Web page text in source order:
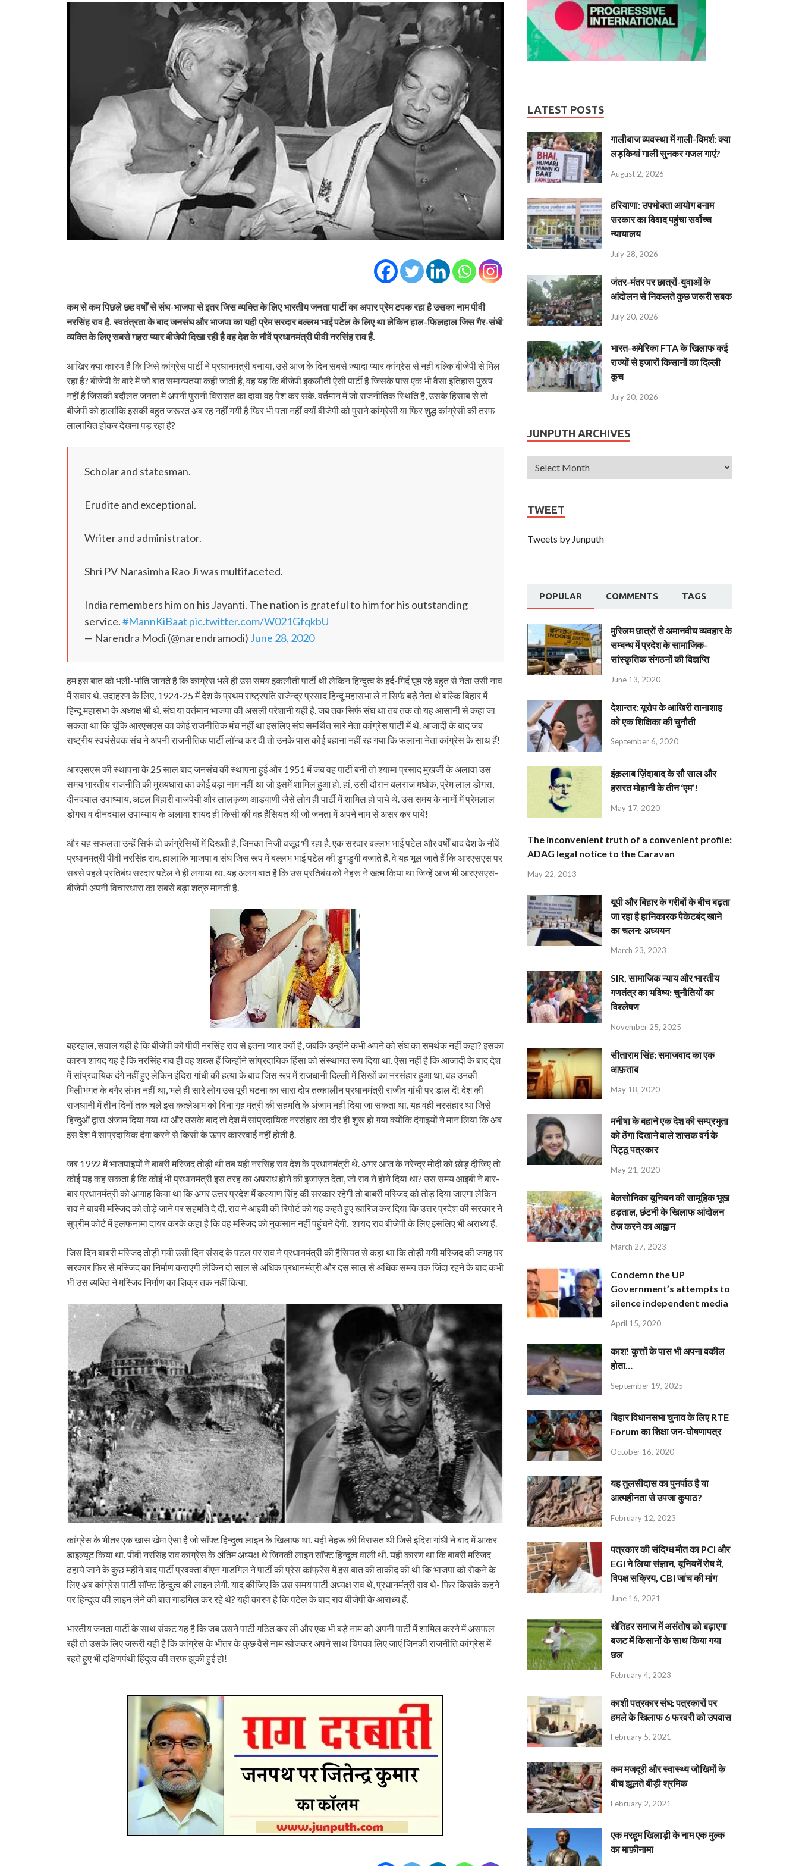
कम से कम पिछले छह वर्षों से संघ-भाजपा से इतर जिस व्यक्ति के लिए भारतीय जनता पार्टी का अपार प्रेम टपक रहा है उसका नाम पीवी
नरसिंह राव है. स्वतंत्रता के बाद जनसंघ और भाजपा का यही प्रेम सरदार बल्लभ भाई पटेल के लिए था लेकिन हाल-फिलहाल जिस गैर-संघी
व्यक्ति के लिए सबसे गहरा प्यार बीजेपी दिखा रही है वह देश के नौवें प्रधानमंत्री पीवी नरसिंह राव हैं.
आखिर क्या कारण है कि जिसे कांग्रेस पार्टी ने प्रधानमंत्री बनाया, उसे आज के दिन सबसे ज्यादा प्यार कांग्रेस से नहीं बल्कि बीजेपी से मिल
रहा है? बीजेपी के बारे में जो बात समान्यतया कही जाती है, वह यह कि बीजेपी इकलौती ऐसी पार्टी है जिसके पास एक भी वैसा इतिहास पुरूष
नहीं है जिसकी बदौलत जनता में अपनी पुरानी विरासत का दावा वह पेश कर सके. वर्तमान में जो राजनीतिक स्थिति है, उसके हिसाब से तो
बीजेपी को हालांकि इसकी बहुत जरूरत अब रह नहीं गयी है फिर भी पता नहीं क्यों बीजेपी को पुराने कांग्रेसी या फिर शुद्ध कांग्रेसी की तरफ
लालायित होकर देखना पड़ रहा है?
Scholar and statesman.
Erudite and exceptional.
Writer and administrator.
Shri PV Narasimha Rao Ji was multifaceted.
India remembers him on his Jayanti. The nation is grateful to him for his outstanding
service.#MannKiBaat pic.twitter.com/W021GfqkbU
— Narendra Modi (@narendramodi) June 28, 2020
हम इस बात को भली-भांति जानते हैं कि कांग्रेस भले ही उस समय इकलौती पार्टी थी लेकिन हिन्दुत्व के इर्द-गिर्द घूम रहे बहुत से नेता उसी नाव
में सवार थे. उदाहरण के लिए, 1924-25 में देश के प्रथम राष्ट्रपति राजेन्द्र प्रसाद हिन्दू महासभा ले न सिर्फ बड़े नेता थे बल्कि बिहार में
हिन्दू महासभा के अध्यक्ष भी थे. संघ या वर्तमान भाजपा की असली परेशानी यही है. जब तक सिर्फ संघ था तब तक तो यह आसानी से कहा जा
सकता था कि चूंकि आरएसएस का कोई राजनीतिक मंच नहीं था इसलिए संघ समर्थित सारे नेता कांग्रेस पार्टी में थे. आजादी के बाद जब
राष्ट्रीय स्वयंसेवक संघ ने अपनी राजनीतिक पार्टी लॉन्च कर दी तो उनके पास कोई बहाना नहीं रह गया कि फलाना नेता कांग्रेस के साथ हैं!
आरएसएस की स्थापना के 25 साल बाद जनसंघ की स्थापना हुई और 1951 में जब वह पार्टी बनी तो श्यामा प्रसाद मुखर्जी के अलावा उस
समय भारतीय राजनीति की मुख्यधारा का कोई बड़ा नाम नहीं था जो इसमें शामिल हुआ हो. हां, उसी दौरान बलराज मधोक, प्रेम लाल डोगरा,
दीनदयाल उपाध्याय, अटल बिहारी वाजपेयी और लालकृष्ण आडवाणी जैसे लोग ही पार्टी में शामिल हो पाये थे. उस समय के नामों में प्रेमलाल
डोगरा व दीनदयाल उपाध्याय के अलावा शायद ही किसी की वह हैसियत थी जो जनता में अपने नाम से असर कर पाये!
और यह सफलता उन्हें सिर्फ दो कांग्रेसियों में दिखती है, जिनका निजी वजूद भी रहा है. एक सरदार बल्लभ भाई पटेल और वर्षों बाद देश के नौवें
प्रधानमंत्री पीवी नरसिंह राव. हालांकि भाजपा व संघ जिस रूप में बल्लभ भाई पटेल की डुगडुगी बजाते हैं, वे यह भूल जाते हैं कि आरएसएस पर
सबसे पहले प्रतिबंध सरदार पटेल ने ही लगाया था. यह अलग बात है कि उस प्रतिबंध को नेहरू ने खत्म किया था जिन्हें आज भी आरएसएस-
बीजेपी अपनी विचारधारा का सबसे बड़ा शत्रु मानती है.
बहरहाल, सवाल यही है कि बीजेपी को पीवी नरसिंह राव से इतना प्यार क्यों है, जबकि उन्होंने कभी अपने को संघ का समर्थक नहीं कहा? इसका
कारण शायद यह है कि नरसिंह राव ही वह शख्स हैं जिन्होंने सांप्रदायिक हिंसा को संस्थागत रूप दिया था. ऐसा नहीं है कि आजादी के बाद देश
में सांप्रदायिक दंगे नहीं हुए लेकिन इंदिरा गांधी की हत्या के बाद जिस रूप में राजधानी दिल्ली में सिखों का नरसंहार हुआ था, वह उनकी
मिलीभगत के बगैर संभव नहीं था, भले ही सारे लोग उस पूरी घटना का सारा दोष तत्कालीन प्रधानमंत्री राजीव गांधी पर डाल दें! देश की
राजधानी में तीन दिनों तक चले इस कत्लेआम को बिना गृह मंत्री की सहमति के अंजाम नहीं दिया जा सकता था. यह वही नरसंहार था जिसे
हिन्दुओं द्वारा अंजाम दिया गया था और उसके बाद तो देश में सांप्रदायिक नरसंहार का दौर ही शुरू हो गया क्योंकि दंगाइयों ने मान लिया कि अब
इस देश में सांप्रदायिक दंगा करने से किसी के ऊपर काररवाई नहीं होती है.
जब 1992 में भाजपाइयों ने बाबरी मस्जिद तोड़ी थी तब यही नरसिंह राव देश के प्रधानमंत्री थे. अगर आज के नरेन्द्र मोदी को छोड़ दीजिए तो
कोई यह कह सकता है कि कोई भी प्रधानमंत्री इस तरह का अपराध होने की इजाज़त देता, जो राव ने होने दिया था? उस समय आइबी ने बार-
बार प्रधानमंत्री को आगाह किया था कि अगर उत्तर प्रदेश में कल्याण सिंह की सरकार रहेगी तो बाबरी मस्जिद को तोड़ दिया जाएगा लेकिन
राव ने बाबरी मस्जिद को तोड़े जाने पर सहमति दे दी. राव ने आइबी की रिपोर्ट को यह कहते हुए खारिज कर दिया कि उत्तर प्रदेश की सरकार ने
सुप्रीम कोर्ट में हलफनामा दायर करके कहा है कि वह मस्जिद को नुकसान नहीं पहुंचने देगी. शायद राव बीजेपी के लिए इसलिए भी अराध्य हैं.
जिस दिन बाबरी मस्जिद तोड़ी गयी उसी दिन संसद के पटल पर राव ने प्रधानमंत्री की हैसियत से कहा था कि तोड़ी गयी मस्जिद की जगह पर
सरकार फिर से मस्जिद का निर्माण कराएगी लेकिन दो साल से अधिक प्रधानमंत्री और दस साल से अधिक समय तक जिंदा रहने के बाद कभी
भी उस व्यक्ति ने मस्जिद निर्माण का ज़िक्र तक नहीं किया.
कांग्रेस के भीतर एक खास खेमा ऐसा है जो सॉफ्ट हिन्दुत्व लाइन के खिलाफ था. यही नेहरू की विरासत थी जिसे इंदिरा गांधी ने बाद में आकर
डाइल्यूट किया था. पीवी नरसिंह राव कांग्रेस के अंतिम अध्यक्ष थे जिनकी लाइन सॉफ्ट हिन्दुत्व वाली थी. यही कारण था कि बाबरी मस्जिद
ढहाये जाने के कुछ महीने बाद पार्टी प्रवक्ता वीएन गाडगिल ने पार्टी की प्रेस कांफ्रेंस में इस बात की ताकीद की थी कि भाजपा को रोकने के
लिए अब कांग्रेस पार्टी सॉफ्ट हिन्दुत्व की लाइन लेगी. याद कीजिए कि उस समय पार्टी अध्यक्ष राव थे, प्रधानमंत्री राव थे- फिर किसके कहने
पर हिन्दुत्व की लाइन लेने की बात गाडगिल कर रहे थे? यही कारण है कि पटेल के बाद राव बीजेपी के आराध्य हैं.
भारतीय जनता पार्टी के साथ संकट यह है कि जब उसने पार्टी गठित कर ली और एक भी बड़े नाम को अपनी पार्टी में शामिल करने में असफल
रही तो उसके लिए जरूरी यही है कि कांग्रेस के भीतर के कुछ वैसे नाम खोजकर अपने साथ चिपका लिए जाएं जिनकी राजनीति कांग्रेस में
रहते हुए भी दक्षिणपंथी हिंदुत्व की तरफ झुकी हुई हो!
LATEST POSTS
गालीबाज व्‍यवस्‍था में गाली-विमर्श: क्या
लड़कियां गाली सुनकर गजल गाएं?
August 2, 2026
हरियाणा: उपभोक्ता आयोग बनाम
सरकार का विवाद पहुंचा सर्वोच्च
न्यायालय
July 28, 2026
जंतर-मंतर पर छात्रों-युवाओं के
आंदोलन से निकलते कुछ जरूरी सबक
July 20, 2026
भारत-अमेरिका FTA के खिलाफ कई
राज्यों से हजारों किसानों का दिल्ली
कूच
July 20, 2026
JUNPUTH ARCHIVES
TWEET
Tweets by Junputh
POPULAR COMMENTS TAGS
मुस्लिम छात्रों से अमानवीय व्यवहार के
सम्बन्ध में प्रदेश के सामाजिक-
सांस्कृतिक संगठनों की विज्ञप्ति
June 13, 2020
देशान्‍तर: यूरोप के आखिरी तानाशाह
को एक शिक्षिका की चुनौती
September 6, 2020
इंक़लाब ज़िंदाबाद के सौ साल और
हसरत मोहानी के तीन ‘एम’!
May 17, 2020
The inconvenient truth of a convenient profile:
ADAG legal notice to the Caravan
May 22, 2013
यूपी और बिहार के गरीबों के बीच बढ़ता
जा रहा है हानिकारक पैकेटबंद खाने
का चलन: अध्ययन
March 23, 2023
SIR, सामाजिक न्याय और भारतीय
गणतंत्र का भविष्य: चुनौतियों का
विश्लेषण
November 25, 2025
सीताराम सिंह: समाजवाद का एक
आफ़ताब
May 18, 2020
मनीषा के बहाने एक देश की सम्प्रभुता
को ठेंगा दिखाने वाले शासक वर्ग के
पिट्ठू पत्रकार
May 21, 2020
बेलसोनिका यूनियन की सामूहिक भूख
हड़ताल, छंटनी के खिलाफ आंदोलन
तेज करने का आह्वान
March 27, 2023
Condemn the UP
Government’s attempts to
silence independent media
April 15, 2020
काश! कुत्तों के पास भी अपना वकील
होता…
September 19, 2025
बिहार विधानसभा चुनाव के लिए RTE
Forum का शिक्षा जन-घोषणापत्र
October 16, 2020
यह तुलसीदास का पुनर्पाठ है या
आत्महीनता से उपजा कुपाठ?
February 12, 2023
पत्रकार की संदिग्ध मौत का PCI और
EGI ने लिया संज्ञान, यूनियनें रोष में,
विपक्ष सक्रिय, CBI जांच की मांग
June 16, 2021
खेतिहर समाज में असंतोष को बढ़ाएगा
बजट में किसानों के साथ किया गया
छल
February 4, 2023
काशी पत्रकार संघ: पत्रकारों पर
हमले के खिलाफ 6 फरवरी को उपवास
February 5, 2021
कम मजदूरी और स्वास्थ्य जोखिमों के
बीच झूलते बीड़ी श्रमिक
February 2, 2021
एक मरहूम खिलाड़ी के नाम एक मुल्क
का माफ़ीनामा